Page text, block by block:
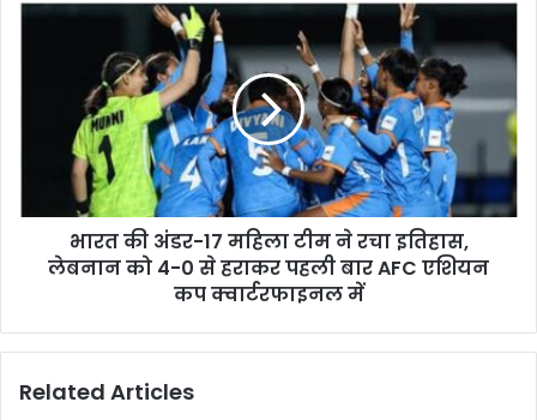
भारत
लेबनान
हराकर
बार
भारत की अंडर-17 महिला टीम ने रचा इतिहास,
लेबनान को 4-0 से हराकर पहली बार AFC एशियन
कप क्वार्टरफाइनल में
Related Articles